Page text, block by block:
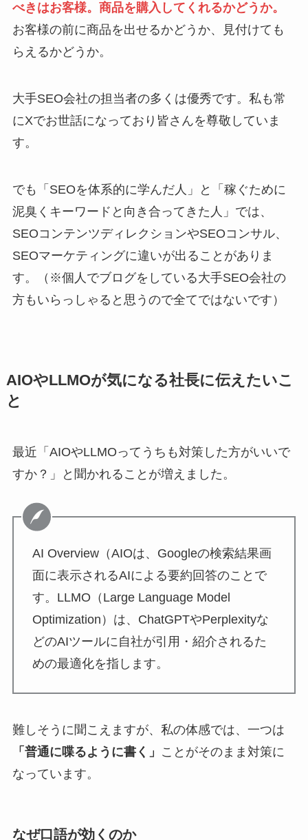
べきはお客様。商品を購入してくれるかどうか。
お客様の前に商品を出せるかどうか、見付けても
らえるかどうか。
大手SEO会社の担当者の多くは優秀です。私も常
にXでお世話になっており皆さんを尊敬していま
す。
でも「SEOを体系的に学んだ人」と「稼ぐために
泥臭くキーワードと向き合ってきた人」では、
SEOコンテンツディレクションやSEOコンサル、
SEOマーケティングに違いが出ることがありま
す。（※個人でブログをしている大手SEO会社の
方もいらっしゃると思うので全てではないです）
AIOやLLMOが気になる社長に伝えたいこ
と
最近「AIOやLLMOってうちも対策した方がいいで
すか？」と聞かれることが増えました。
AI Overview（AIOは、Googleの検索結果画
面に表示されるAIによる要約回答のことで
す。LLMO（Large Language Model
Optimization）は、ChatGPTやPerplexityな
どのAIツールに自社が引用・紹介されるた
めの最適化を指します。
難しそうに聞こえますが、私の体感では、一つは
「普通に喋るように書く」 ことがそのまま対策に
なっています。
なぜ口語が効くのか